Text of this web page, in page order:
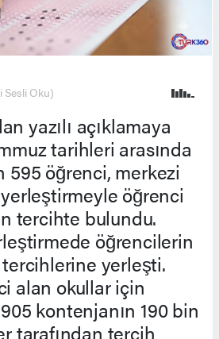
Sesli Oku)
yazılı açıklamaya
tarihleri arasında
595 öğrenci, merkezi
öğrenci
tercihte bulundu.
öğrencilerin
tercihlerine yerleşti.
alan okullar için
kontenjanın 190 bin
tarafından tercih